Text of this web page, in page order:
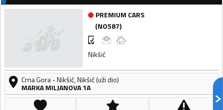
PREMIUM CARS
(NO587)
Nikšić
Crna Gora-Nikšić,Nikšić (uži dio)
MARKA MILJANOVA 1A